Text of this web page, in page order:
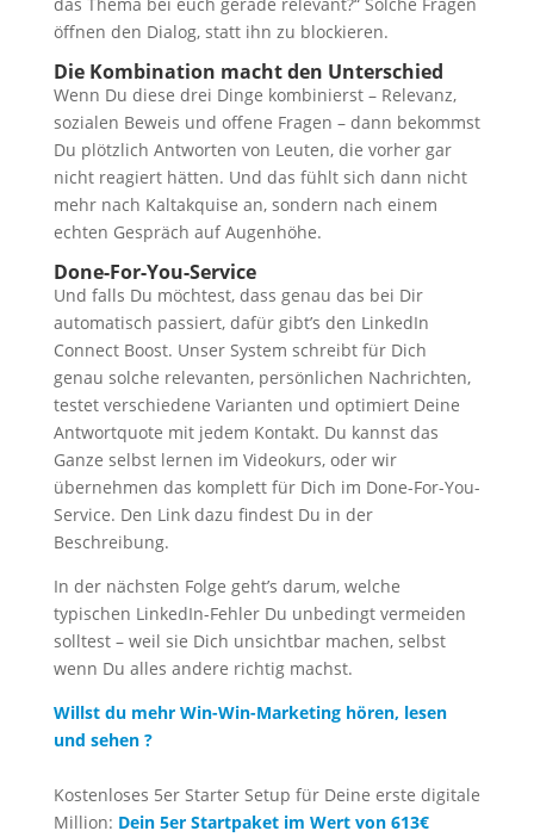
öffnen den Dialog, statt ihn zu blockieren.
Die Kombination macht den Unterschied
Wenn Du diese drei Dinge kombinierst – Relevanz,
sozialen Beweis und offene Fragen – dann bekommst
Du plötzlich Antworten von Leuten, die vorher gar
nicht reagiert hätten. Und das fühlt sich dann nicht
mehr nach Kaltakquise an, sondern nach einem
echten Gespräch auf Augenhöhe.
Done-For-You-Service
Und falls Du möchtest, dass genau das bei Dir
automatisch passiert, dafür gibt’s den LinkedIn
Connect Boost. Unser System schreibt für Dich
genau solche relevanten, persönlichen Nachrichten,
testet verschiedene Varianten und optimiert Deine
Antwortquote mit jedem Kontakt. Du kannst das
Ganze selbst lernen im Videokurs, oder wir
übernehmen das komplett für Dich im Done-For-You-
Service. Den Link dazu findest Du in der
Beschreibung.
In der nächsten Folge geht’s darum, welche
typischen LinkedIn-Fehler Du unbedingt vermeiden
solltest – weil sie Dich unsichtbar machen, selbst
wenn Du alles andere richtig machst.
Willst du mehr Win-Win-Marketing hören, lesen
und sehen ?
Kostenloses 5er Starter Setup für Deine erste digitale
Million: Dein 5er Startpaket im Wert von 613€